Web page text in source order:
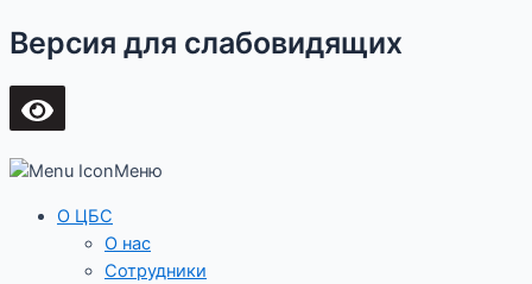
Версия для слабовидящих
Меню
О ЦБС
О нас
Сотрудники